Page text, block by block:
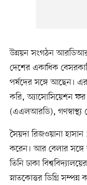
উন্নয়ন সংগঠন
দেশের একাধিক
পর্ষদের সঙ্গে আছেন।
করি, অ্যাসোসিয়েশন ফর
(এএলআরডি), গণস্বাস্থ্য
সৈয়দা রিজওয়ানা
করেন। আর বেলার
তিনি ঢাকা
স্নাতকোত্তর ডিগ্রি সম্পন্ন